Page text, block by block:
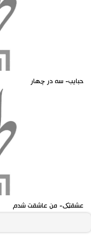
حبايب- سه در چهار
عشقتک- من عاشقت شدم